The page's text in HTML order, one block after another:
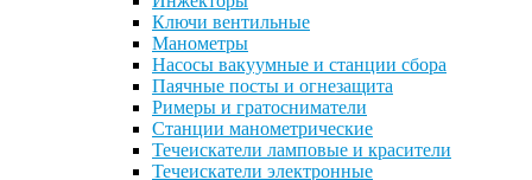
Ключи вентильные
Манометры
Насосы вакуумные и станции сбора
Паячные посты и огнезащита
Римеры и гратосниматели
Станции манометрические
Течеискатели ламповые и красители
Течеискатели электронные